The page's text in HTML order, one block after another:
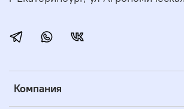
Компания